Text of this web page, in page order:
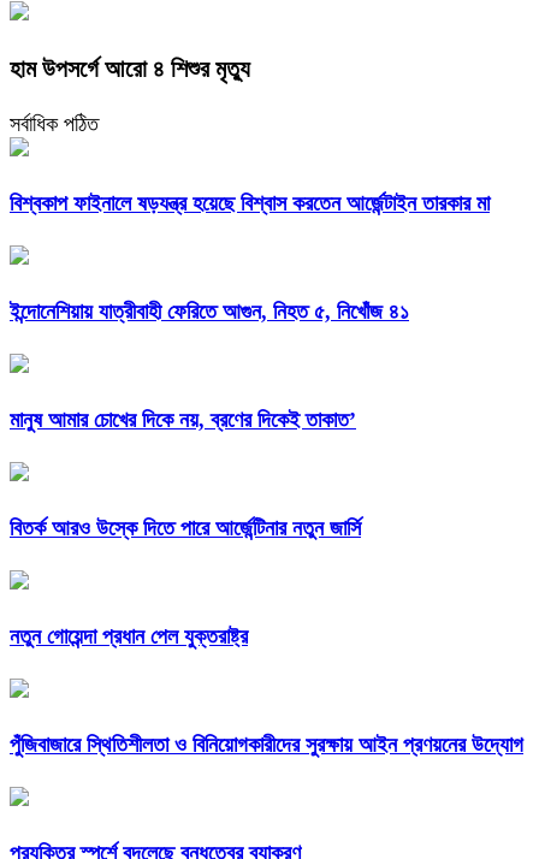
হাম উপসর্গে আরো ৪ শিশুর মৃত্যু
সর্বাধিক পঠিত
বিশ্বকাপ ফাইনালে ষড়যন্ত্র হয়েছে বিশ্বাস করতেন আর্জেন্টাইন তারকার মা
ইন্দোনেশিয়ায় যাত্রীবাহী ফেরিতে আগুন, নিহত ৫, নিখোঁজ ৪১
মানুষ আমার চোখের দিকে নয়, ব্রণের দিকেই তাকাত’
বিতর্ক আরও উস্কে দিতে পারে আর্জেন্টিনার নতুন জার্সি
নতুন গোয়েন্দা প্রধান পেল যুক্তরাষ্ট্র
পুঁজিবাজারে স্থিতিশীলতা ও বিনিয়োগকারীদের সুরক্ষায় আইন প্রণয়নের উদ্যোগ
প্রযুক্তির স্পর্শে বদলেছে বন্ধুত্বের ব্যাকরণ